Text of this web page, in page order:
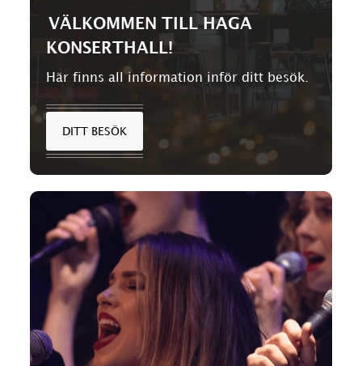
VÄLKOMMEN TILL HAGA
KONSERTHALL!
Här finns all information inför ditt besök.
DITT BESÖK